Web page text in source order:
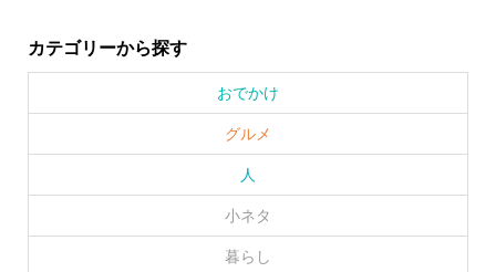
カテゴリーから探す
おでかけ
グルメ
人
小ネタ
暮らし